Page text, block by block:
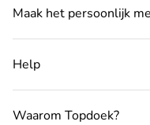
Maak het persoonlijk
Help
Waarom Topdoek?